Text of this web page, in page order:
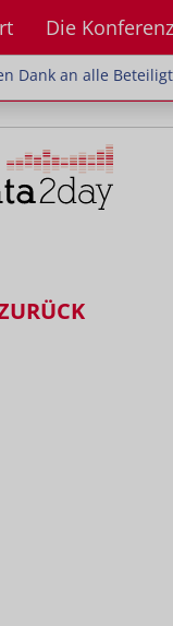
Die Konferenz
Dank an alle
alle Beteiligten